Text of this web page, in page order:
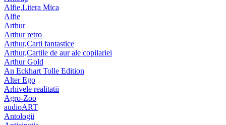
Alfie,Litera Mica
Alfie
Arthur
Arthur retro
Arthur,Carti fantastice
Arthur,Cartile de aur ale copilariei
Arthur Gold
An Eckhart Tolle Edition
Alter Ego
Arhivele realitatii
Agro-Zoo
audioART
Antologii